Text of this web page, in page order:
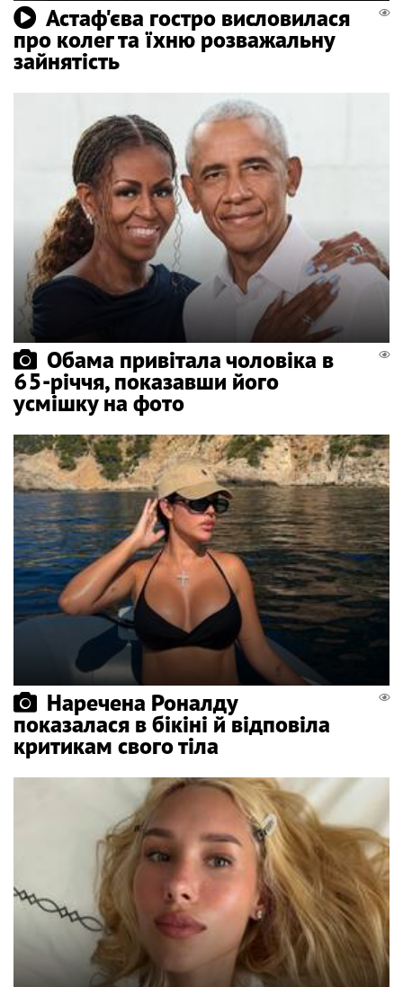
Астаф'єва гостро висловилася
про колег та їхню розважальну
зайнятість
Обама привітала чоловіка в
65-річчя, показавши його
усмішку на фото
Наречена Роналду
показалася в бікіні й відповіла
критикам свого тіла